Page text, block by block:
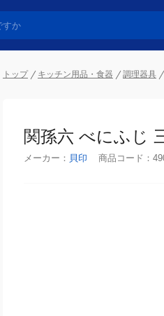
トップ キッチン用品・食器 調理器具
関孫六 べにふじ
メーカー： 貝印 商品コード：